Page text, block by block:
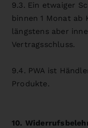
9.3. Ein etwaiger
binnen 1 Monat ab
längstens aber
Vertragsschluss.
9.4. PWA ist
Produkte.
10.